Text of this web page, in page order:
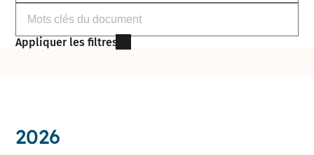
Filtrer par mots-clés
Appliquer les filtres
2026